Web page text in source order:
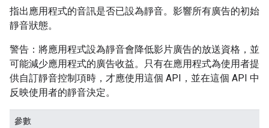
指出應用程式的音訊是否已設為靜音。影響所有廣告的初始
靜音狀態。
警告：將應用程式設為靜音會降低影片廣告的放送資格，並
可能減少應用程式的廣告收益。只有在應用程式為使用者提
供自訂靜音控制項時，才應使用這個 API，並在這個 API 中
反映使用者的靜音決定。
參數